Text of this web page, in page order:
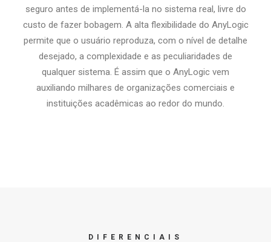
seguro antes de implementá-la no sistema real, livre do
custo de fazer bobagem. A alta flexibilidade do AnyLogic
permite que o usuário reproduza, com o nível de detalhe
desejado, a complexidade e as peculiaridades de
qualquer sistema. É assim que o AnyLogic vem
auxiliando milhares de organizações comerciais e
instituições acadêmicas ao redor do mundo.
DIFERENCIAIS